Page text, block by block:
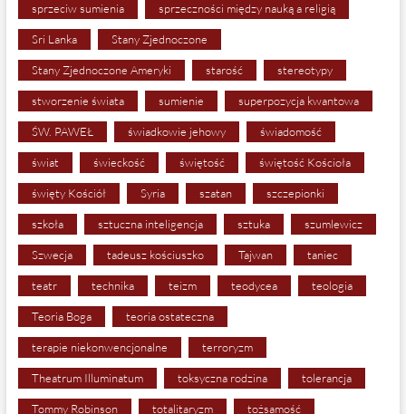
sprzeciw sumienia sprzeczności między nauką a religią
Sri Lanka Stany Zjednoczone
Stany Zjednoczone Ameryki starość stereotypy
stworzenie świata sumienie superpozycja kwantowa
ŚW. PAWEŁ świadkowie jehowy świadomość
świat świeckość świętość świętość Kościoła
święty Kościół Syria szatan szczepionki
szkoła sztuczna inteligencja sztuka szumlewicz
Szwecja tadeusz kościuszko Tajwan taniec
teatr technika teizm teodycea teologia
Teoria Boga teoria ostateczna
terapie niekonwencjonalne terroryzm
Theatrum Illuminatum toksyczna rodzina tolerancja
Tommy Robinson totalitaryzm tożsamość